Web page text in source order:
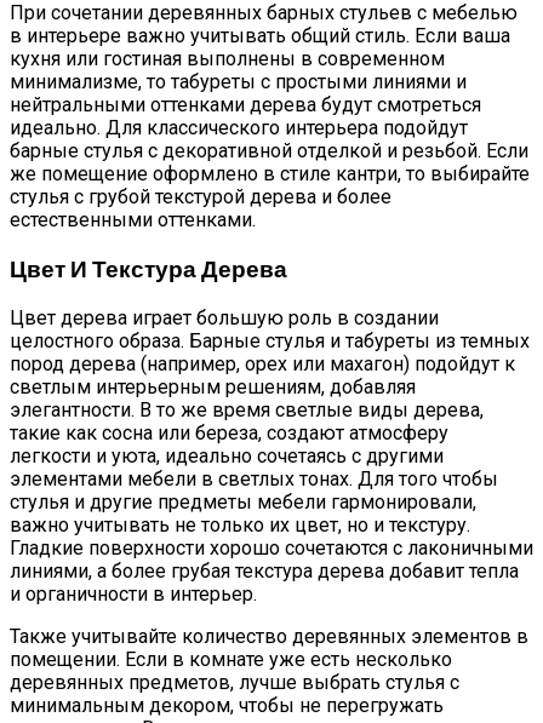
При сочетании деревянных барных стульев с мебелью
в интерьере важно учитывать общий стиль. Если ваша
кухня или гостиная выполнены в современном
минимализме, то табуреты с простыми линиями и
нейтральными оттенками дерева будут смотреться
идеально. Для классического интерьера подойдут
барные стулья с декоративной отделкой и резьбой. Если
же помещение оформлено в стиле кантри, то выбирайте
стулья с грубой текстурой дерева и более
естественными оттенками.
Цвет И Текстура Дерева
Цвет дерева играет большую роль в создании
целостного образа. Барные стулья и табуреты из темных
пород дерева (например, орех или махагон) подойдут к
светлым интерьерным решениям, добавляя
элегантности. В то же время светлые виды дерева,
такие как сосна или береза, создают атмосферу
легкости и уюта, идеально сочетаясь с другими
элементами мебели в светлых тонах. Для того чтобы
стулья и другие предметы мебели гармонировали,
важно учитывать не только их цвет, но и текстуру.
Гладкие поверхности хорошо сочетаются с лаконичными
линиями, а более грубая текстура дерева добавит тепла
и органичности в интерьер.
Также учитывайте количество деревянных элементов в
помещении. Если в комнате уже есть несколько
деревянных предметов, лучше выбрать стулья с
минимальным декором, чтобы не перегружать